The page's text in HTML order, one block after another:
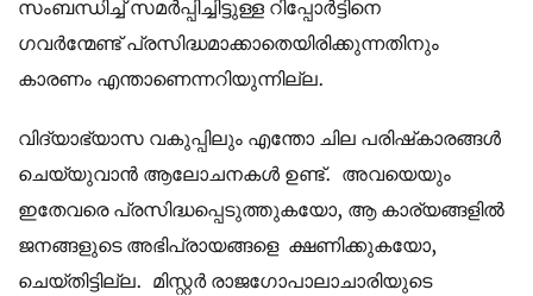
സംബന്ധിച്ച് സമർപ്പിച്ചിട്ടുള്ള റിപ്പോർട്ടിനെ
ഗവര്‍ന്മേണ്ട് പ്രസിദ്ധമാക്കാതെയിരിക്കുന്നതിനും
കാരണം എന്താണെന്നറിയുന്നില്ല.
വിദ്യാഭ്യാസ വകുപ്പിലും എന്തോ ചില പരിഷ്‌കാരങ്ങൾ
ചെയ്യുവാൻ ആലോചനകൾ ഉണ്ട്. അവയെയും
ഇതേവരെ പ്രസിദ്ധപ്പെടുത്തുകയോ, ആ കാര്യങ്ങളിൽ
ജനങ്ങളുടെ അഭിപ്രായങ്ങളെ ക്ഷണിക്കുകയോ,
ചെയ്തിട്ടില്ല. മിസ്റ്റര്‍ രാജഗോപാലാചാരിയുടെ